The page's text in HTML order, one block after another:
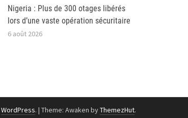
Nigeria : Plus de 300 otages libérés
lors d’une vaste opération sécuritaire
6 août 2026
WordPress. | Theme: Awaken byThemezHut.